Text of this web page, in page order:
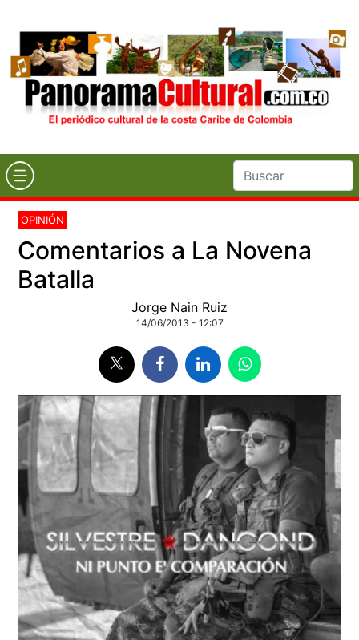
OPINIÓN
Comentarios a La Novena
Batalla
Jorge Nain Ruiz
14/06/2013 - 12:07